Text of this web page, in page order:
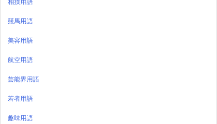
相撲用語
競馬用語
美容用語
航空用語
芸能界用語
若者用語
趣味用語